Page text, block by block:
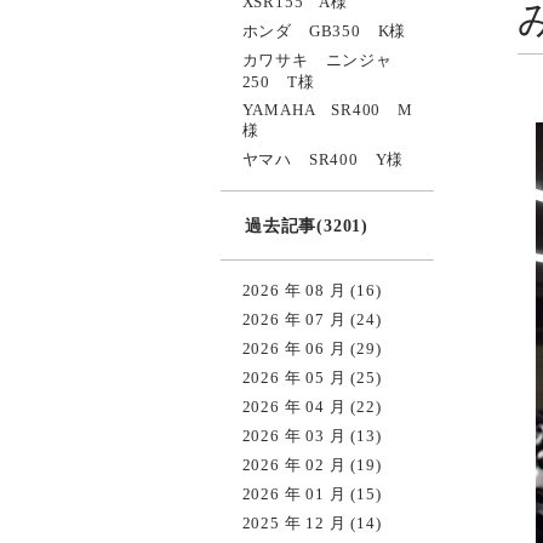
ホンダ GB350 K様
カワサキ ニンジャ
250 T様
YAMAHA SR400 M
様
ヤマハ SR400 Y様
過去記事(3201)
2026 年 08 月 (16)
2026 年 07 月 (24)
2026 年 06 月 (29)
2026 年 05 月 (25)
2026 年 04 月 (22)
2026 年 03 月 (13)
2026 年 02 月 (19)
2026 年 01 月 (15)
2025 年 12 月 (14)